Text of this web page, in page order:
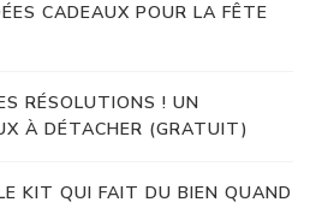
CADEAUX POUR LA FÊTE
RÉSOLUTIONS ! UN
À DÉTACHER (GRATUIT)
KIT QUI FAIT DU BIEN QUAND